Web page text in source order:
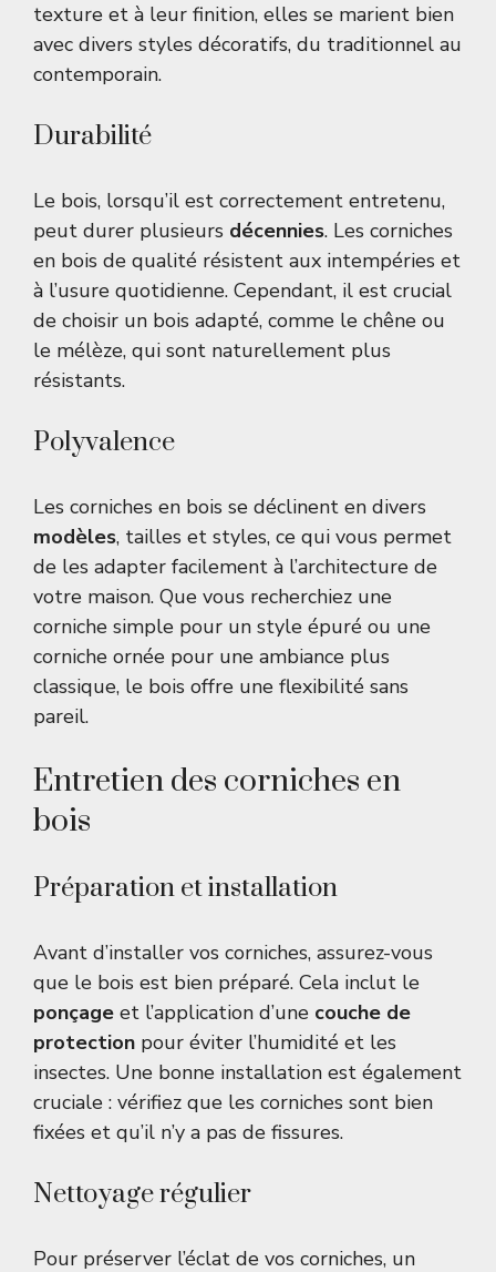
texture et à leur finition, elles se marient bien
avec divers styles décoratifs, du traditionnel au
contemporain.
Durabilité
Le bois, lorsqu’il est correctement entretenu,
peut durer plusieurs décennies. Les corniches
en bois de qualité résistent aux intempéries et
à l’usure quotidienne. Cependant, il est crucial
de choisir un bois adapté, comme le chêne ou
le mélèze, qui sont naturellement plus
résistants.
Polyvalence
Les corniches en bois se déclinent en divers
modèles, tailles et styles, ce qui vous permet
de les adapter facilement à l’architecture de
votre maison. Que vous recherchiez une
corniche simple pour un style épuré ou une
corniche ornée pour une ambiance plus
classique, le bois offre une flexibilité sans
pareil.
Entretien des corniches en
bois
Préparation et installation
Avant d’installer vos corniches, assurez-vous
que le bois est bien préparé. Cela inclut le
ponçage et l’application d’une couche de
protection pour éviter l’humidité et les
insectes. Une bonne installation est également
cruciale : vérifiez que les corniches sont bien
fixées et qu’il n’y a pas de fissures.
Nettoyage régulier
Pour préserver l’éclat de vos corniches, un